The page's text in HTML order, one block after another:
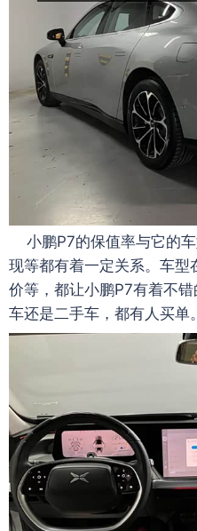
小鹏P7的保值率与它的
现等都有着一定关系。车型
价等，都让小鹏P7有着不
车还是二手车，都有人买单。